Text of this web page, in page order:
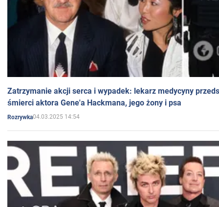
Zatrzymanie akcji serca i wypadek: lekarz medycyny
śmierci aktora Gene'a Hackmana, jego żony i psa
Rozrywka04.03.2025 14:54